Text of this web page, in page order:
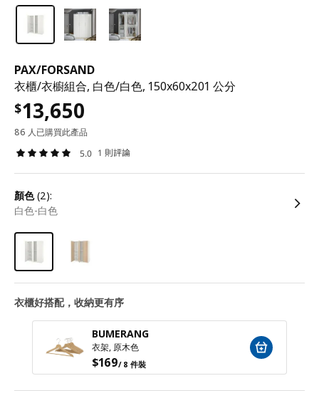
PAX/FORSAND
衣櫃/衣櫥組合, 白色/白色, 150x60x201 公分
$13,650
86 人已購買此產品
5.0 1 則評論
顏色(2):
白色-白色
衣櫃好搭配，收納更有序
BUMERANG
衣架, 原木色
$169/ 8 件裝